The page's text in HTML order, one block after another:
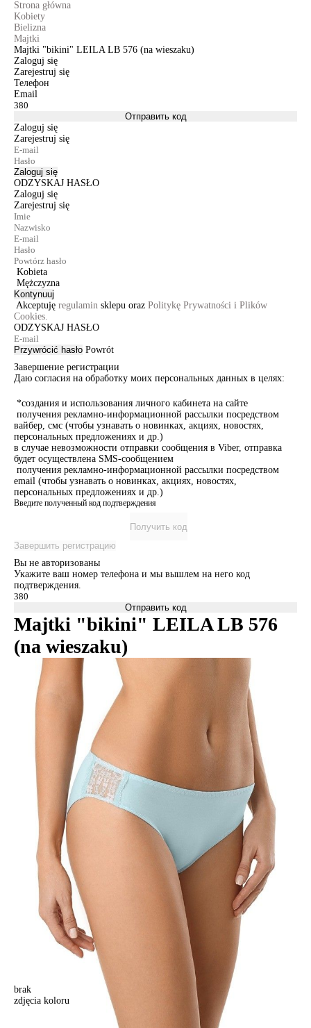
Strona główna
Kobiety
Bielizna
Majtki
Majtki "bikini" LEILA LB 576 (na wieszaku)
Zaloguj się
Zarejestruj się
Телефон
Email
Отправить код
Zaloguj się
Zarejestruj się
Zaloguj się
ODZYSKAJ HASŁO
Zaloguj się
Zarejestruj się
Kobieta
Mężczyzna
Kontynuuj
Akceptuję regulamin sklepu oraz Politykę Prywatności i Plików
Cookies.
ODZYSKAJ HASŁO
Przywrócić hasło Powrót
Завершение регистрации
Даю согласия на обработку моих персональных данных в целях:
*создания и использования личного кабинета на сайте
получения рекламно-информационной рассылки посредством
вайбер, смс (чтобы узнавать о новинках, акциях, новостях,
персональных предложениях и др.)
в случае невозможности отправки сообщения в Viber, отправка
будет осуществлена SMS-сообщением
получения рекламно-информационной рассылки посредством
email (чтобы узнавать о новинках, акциях, новостях,
персональных предложениях и др.)
Введите полученный код подтверждения
Получить код
Завершить регистрацию
Вы не авторизованы
Укажите ваш номер телефона и мы вышлем на него код
подтверждения.
Отправить код
Majtki "bikini" LEILA LB 576
(na wieszaku)
brak
zdjęcia koloru
Majtki "bikini" LEILA 16С-155ТСП (na wieszaku),r. 106/XXL, jasno-